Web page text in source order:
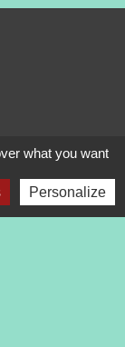
what you want
Personalize